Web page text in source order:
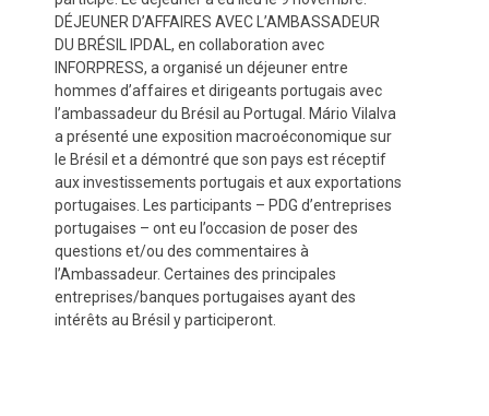
DÉJEUNER D’AFFAIRES AVEC L’AMBASSADEUR
DU BRÉSIL IPDAL, en collaboration avec
INFORPRESS, a organisé un déjeuner entre
hommes d’affaires et dirigeants portugais avec
l’ambassadeur du Brésil au Portugal. Mário Vilalva
a présenté une exposition macroéconomique sur
le Brésil et a démontré que son pays est réceptif
aux investissements portugais et aux exportations
portugaises. Les participants – PDG d’entreprises
portugaises – ont eu l’occasion de poser des
questions et/ou des commentaires à
l’Ambassadeur. Certaines des principales
entreprises/banques portugaises ayant des
intérêts au Brésil y participeront.